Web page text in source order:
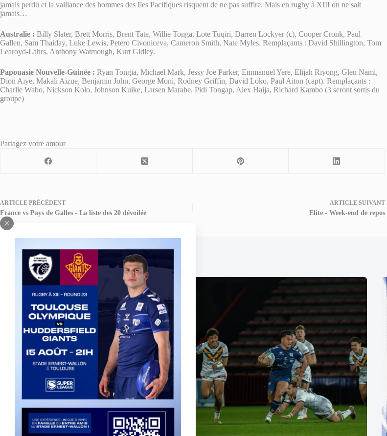
jamais perdu et la vaillance des hommes des Iles Pacifiques risquent de ne pas suffire. Mais en rugby à XIII on ne sait
jamais…
Australie : Billy Slater, Brett Morris, Brent Tate, Willie Tonga, Lote Tuqiri, Darren Lockyer (c), Cooper Cronk, Paul
Gallen, Sam Thaiday, Luke Lewis, Petero Civoniceva, Cameron Smith, Nate Myles. Remplaçants : David Shillington, Tom
Learoyd-Lahrs, Anthony Watmough, Kurt Gidley.
Papouasie Nouvelle-Guinée : Ryan Tongia, Michael Mark, Jessy Joe Parker, Emmanuel Yere, Elijah Riyong, Glen Nami,
Dion Aiye, Makali Aizue, Benjamin John, George Moni, Rodney Griffin, David Loko, Paul Aiton (capt). Remplaçants :
Charlie Wabo, Nickson Kolo, Johnson Kuike, Larsen Marabe, Pidi Tongap, Alex Haija, Richard Kambo (3 seront sortis du
groupe)
Partagez votre amour
ARTICLE PRÉCÉDENT
France vs Pays de Galles - La liste des 20 dévoilée
ARTICLESUIVANT
Elite - Week-end de repos
Publications similaires